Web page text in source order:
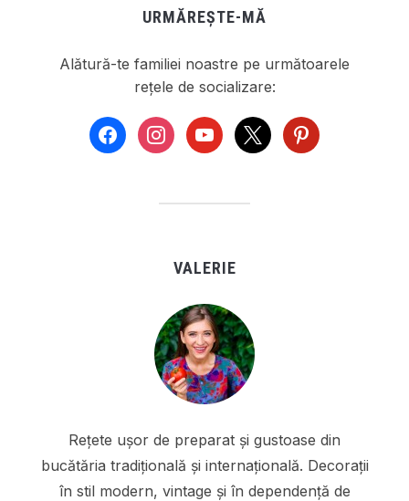
URMĂREȘTE-MĂ
Alătură-te familiei noastre pe următoarele
rețele de socializare:
facebookinstagramyoutube
x pinterest
VALERIE
Rețete ușor de preparat și gustoase din
bucătăria tradițională și internațională. Decorații
în stil modern, vintage și în dependență de